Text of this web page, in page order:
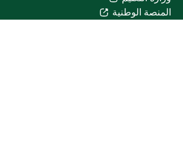
المنصة الوطنية